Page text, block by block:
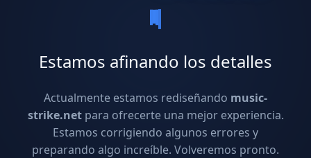
Estamos afinando los detalles
Actualmente estamos rediseñando music-
strike.netpara ofrecerte una mejor experiencia.
Estamos corrigiendo algunos errores y
preparando algo increíble. Volveremos pronto.